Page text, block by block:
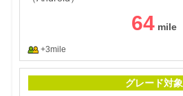
64
+3mile
グレード対象